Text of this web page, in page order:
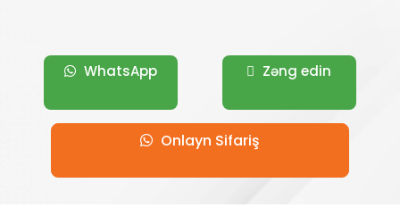
WhatsApp Zəng edin
Onlayn Sifariş